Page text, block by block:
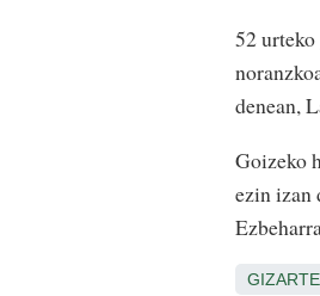
52
denean,
Goizeko
ezin izan